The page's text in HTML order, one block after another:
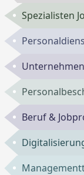
Spezialisten
Beruf &